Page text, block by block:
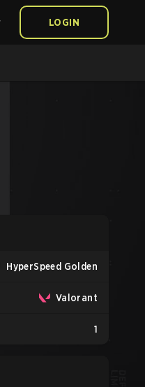
LOGIN
HyperSpeed Golden
Valorant
1